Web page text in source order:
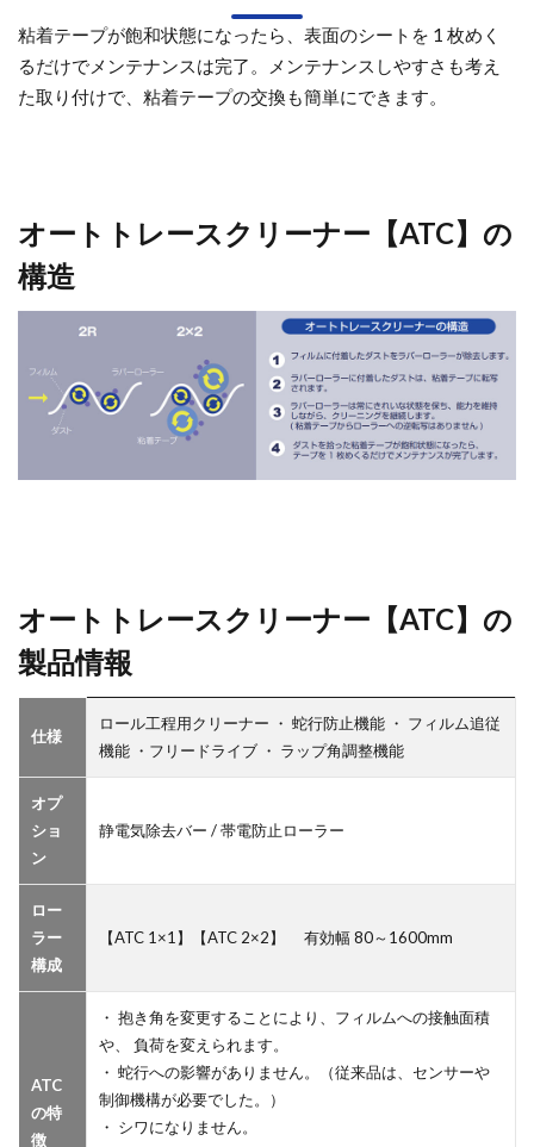
粘着テープが飽和状態になったら、表面のシートを 1 枚めく
るだけでメンテナンスは完了。メンテナンスしやすさも考え
た取り付けで、粘着テープの交換も簡単にできます。
オートトレースクリーナー【ATC】の
構造
オートトレースクリーナー【ATC】の
製品情報
仕様
ロール工程用クリーナー ・ 蛇行防止機能 ・ フィルム追従
機能 ・フリードライブ ・ ラップ角調整機能
オプ
ショ
ン
静電気除去バー / 帯電防止ローラー
ロー
ラー
構成
【ATC 1×1】【ATC 2×2】 有効幅 80～1600mm
ATC
の特
徴
・ 抱き角を変更することにより、フィルムへの接触面積
や、 負荷を変えられます。
・ 蛇行への影響がありません。（従来品は、センサーや
制御機構が必要でした。）
・ シワになりません。